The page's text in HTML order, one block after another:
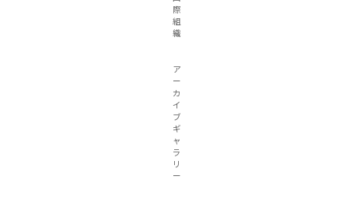
際
組
織
ア
ー
カ
イ
ブ
ギ
ャ
ラ
リ
ー